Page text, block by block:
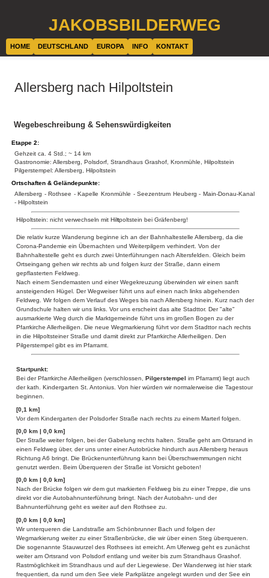
JAKOBSBILDERWEG
HOME DEUTSCHLAND EUROPA INFO KONTAKT
Allersberg nach Hilpoltstein
Wegebeschreibung & Sehenswürdigkeiten
Etappe 2:
Gehzeit ca. 4 Std.; ~ 14 km
Gastronomie: Allersberg, Polsdorf, Strandhaus Grashof, Kronmühle, Hilpoltstein
Pilgerstempel: Allersberg, Hilpoltstein
Ortschaften & Geländepunkte:
Allersberg - Rothsee - Kapelle Kronmühle - Seezentrum Heuberg - Main-Donau-Kanal
- Hilpoltstein
Hilpoltstein: nicht verwechseln mit Hiltpoltstein bei Gräfenberg!
Die relativ kurze Wanderung beginne ich an der Bahnhaltestelle Allersberg, da die
Corona-Pandemie ein Übernachten und Weiterpilgern verhindert. Von der
Bahnhaltestelle geht es durch zwei Unterführungen nach Altersfelden. Gleich beim
Ortseingang gehen wir rechts ab und folgen kurz der Straße, dann einem
gepflasterten Feldweg.
Nach einem Sendemasten und einer Wegekreuzung überwinden wir einen sanft
ansteigenden Hügel. Der Wegweiser führt uns auf einen nach links abgehenden
Feldweg. Wir folgen dem Verlauf des Weges bis nach Allersberg hinein. Kurz nach der
Grundschule halten wir uns links. Vor uns erscheint das alte Stadttor. Der "alte"
ausmarkierte Weg durch die Marktgemeinde führt uns im großen Bogen zu der
Pfarrkirche Allerheiligen. Die neue Wegmarkierung führt vor dem Stadttor nach rechts
in die Hilpoltsteiner Straße und damit direkt zur Pfarrkirche Allerheiligen. Den
Pilgerstempel gibt es im Pfarramt.
Startpunkt:
Bei der Pfarrkirche Allerheiligen (verschlossen, Pilgerstempel im Pfarramt) liegt auch
der kath. Kindergarten St. Antonius. Von hier würden wir normalerweise die Tagestour
beginnen.
[0,1 km]
Vor dem Kindergarten der Polsdorfer Straße nach rechts zu einem Marterl folgen.
[0,0 km | 0,0 km]
Der Straße weiter folgen, bei der Gabelung rechts halten. Straße geht am Ortsrand in
einen Feldweg über, der uns unter einer Autobrücke hindurch aus Allersberg heraus
Richtung A6 bringt. Die Brückenunterführung kann bei Überschwemmungen nicht
genutzt werden. Beim Überqueren der Straße ist Vorsicht geboten!
[0,0 km | 0,0 km]
Nach der Brücke folgen wir dem gut markierten Feldweg bis zu einer Treppe, die uns
direkt vor die Autobahnunterführung bringt. Nach der Autobahn- und der
Bahnunterführung geht es weiter auf den Rothsee zu.
[0,0 km | 0,0 km]
Wir unterqueren die Landstraße am Schönbrunner Bach und folgen der
Wegmarkierung weiter zu einer Straßenbrücke, die wir über einen Steg überqueren.
Die sogenannte Stauwurzel des Rothsees ist erreicht. Am Uferweg geht es zunächst
weiter am Ortsrand von Polsdorf entlang und weiter bis zum Strandhaus Grashof.
Rastmöglichkeit im Strandhaus und auf der Liegewiese. Der Wanderweg ist hier stark
frequentiert, da rund um den See viele Parkplätze angelegt wurden und der See ein